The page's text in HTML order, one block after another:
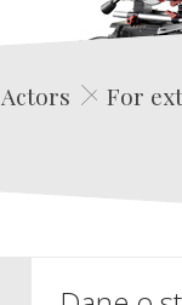
Actors For